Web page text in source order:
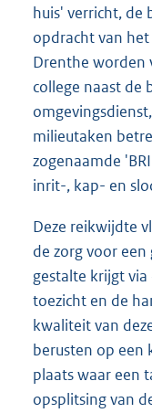
huis' verricht, de
opdracht van
Drenthe worden
college naast de
milieutaken
zogenaamde
inrit-, kap- en
Deze reikwijdte
de zorg voor
gestalte krijgt
toezicht en de
kwaliteit van
berusten op een
plaats waar een
opsplitsing van